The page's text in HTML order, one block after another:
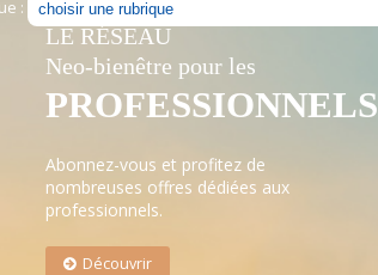
:
LE RÉSEAU
Neo-bienêtre pour les
PROFESSIONNELS
Abonnez-vous et profitez de
nombreuses offres dédiées aux
professionnels.
Découvrir